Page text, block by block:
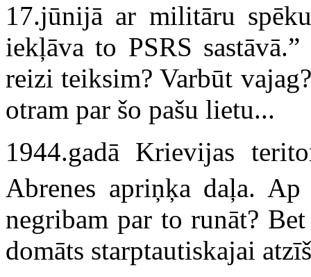
17.jūnijā ar militāru
iekļāva to PSRS
reizi teiksim? Varbūt
otram par šo pašu lietu...
1944.gadā Krievijas
Abrenes apriņķa daļa.
negribam par to runāt?
domāts starptautiskajai